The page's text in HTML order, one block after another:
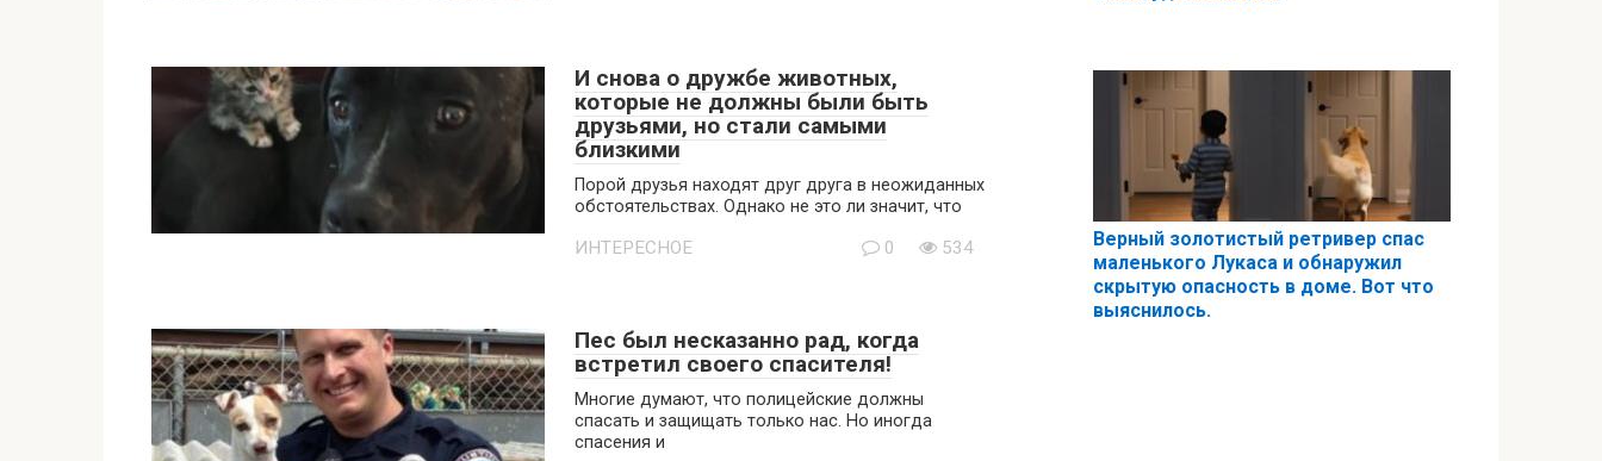
И снова о дружбе животных,
которые не должны были быть
друзьями, но стали самыми
близкими
Порой друзья находят друг друга в неожиданных
обстоятельствах. Однако не это ли значит, что
ИНТЕРЕСНОЕ 0 534
Пес был несказанно рад, когда
встретил своего спасителя!
Многие думают, что полицейские должны
спасать и защищать только нас. Но иногда
спасения и
Верный золотистый ретривер спас
маленького Лукаса и обнаружил
скрытую опасность в доме. Вот что
выяснилось.